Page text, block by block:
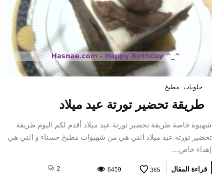
حلويات مطبخ
طريقة تحضير تورتة عيد ميلاد
شهيوة خاصة طريقة تحضير تورتة عيد ميلاد أقدم لكم اليوم طريقة
تحضير تورتة عيد ميلاد التي هي من شهيوات مطبخ حسناء و التي هي
إهداء خاص…
قراءة المقال 365
6459
2